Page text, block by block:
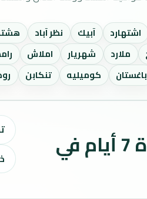
اشتهارد آبيك نظر آباد
ملارد شهريار املاش
باغستان كوميليه تنكابن
جدول مواقيت الصلاة لمدة 7 أيام في